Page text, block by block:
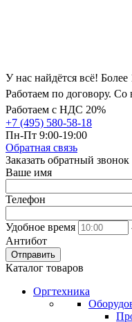
У нас найдётся всё! Более
Работаем по договору.
Работаем с НДС 20%
+7 (495) 580-58-18
Пн-Пт 9:00-19:00
Обратная связь
Заказать обратный звонок
Ваше имя
Телефон
Удобное время
Антибот
Отправить
Каталог товаров
Оргтехника